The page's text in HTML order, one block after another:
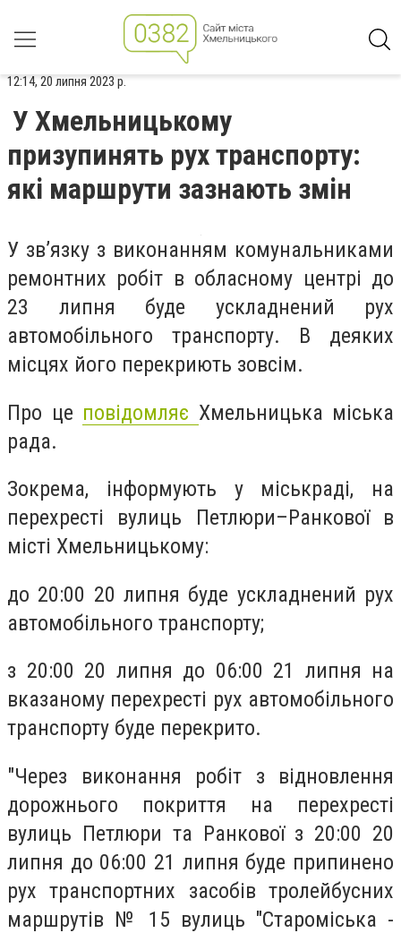
12:14, 20 липня 2023 р.
У Хмельницькому
призупинять рух транспорту:
які маршрути зазнають змін
У зв’язку з виконанням комунальниками
ремонтних робіт в обласному центрі до
23 липня буде ускладнений рух
автомобільного транспорту. В деяких
місцях його перекриють зовсім.
Про це повідомляє Хмельницька міська
рада.
Зокрема, інформують у міськраді, на
перехресті вулиць Петлюри–Ранкової в
місті Хмельницькому:
до 20:00 20 липня буде ускладнений рух
автомобільного транспорту;
з 20:00 20 липня до 06:00 21 липня на
вказаному перехресті рух автомобільного
транспорту буде перекрито.
"Через виконання робіт з відновлення
дорожнього покриття на перехресті
вулиць Петлюри та Ранкової з 20:00 20
липня до 06:00 21 липня буде припинено
рух транспортних засобів тролейбусних
маршрутів № 15 вулиць "Староміська -